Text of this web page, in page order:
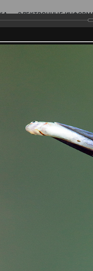
ЭЛЕКТРОННЫЕ
Поволжья